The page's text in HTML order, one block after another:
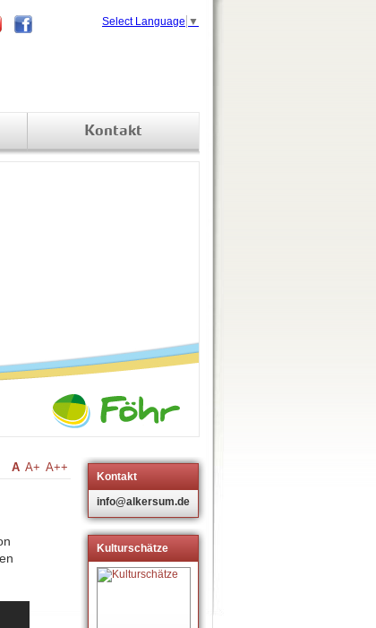
Kontakt
A A+ A++
Kontakt
info@alkersum.de
Kulturschätze
Select Language ▼